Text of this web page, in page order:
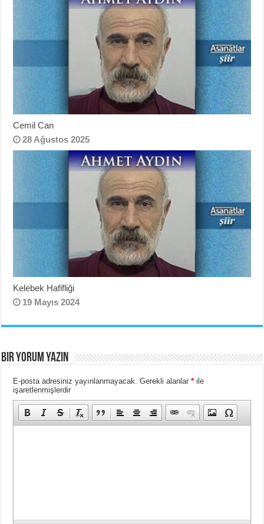
Cemil Can
28 Ağustos 2025
Kelebek Hafifliği
19 Mayıs 2024
BIR YORUM YAZIN
E-posta adresiniz yayınlanmayacak. Gerekli alanlar* ile
işaretlenmişlerdir